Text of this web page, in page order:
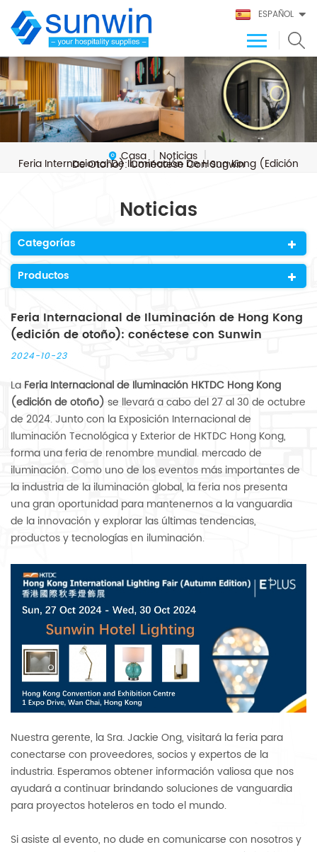
ESPAÑOL
Casa | Noticias |
Feria Internacional De Iluminación De Hong Kong (edición De Otoño): Conéctese Con Sunwin
Noticias
Categorías
Productos
Feria Internacional de Iluminación de Hong Kong
(edición de otoño): conéctese con Sunwin
2024-10-23
La Feria Internacional de Iluminación HKTDC Hong Kong
(edición de otoño) se llevará a cabo del 27 al 30 de octubre
de 2024. Junto con la Exposición Internacional de
Iluminación Tecnológica y Exterior de HKTDC Hong Kong,
forma una feria de renombre mundial. mercado de
iluminación. Como uno de los eventos más importantes de
la industria de la iluminación global, la feria nos presenta
una gran oportunidad para mantenernos a la vanguardia
de la innovación y explorar las últimas tendencias,
productos y tecnologías en iluminación.
Nuestra gerente, la Sra. Jackie Ong, visitará la feria para
conectarse con proveedores, socios y expertos de la
industria. Esperamos obtener información valiosa que nos
ayudará a continuar brindando soluciones de vanguardia
para proyectos hoteleros en todo el mundo.
Si asiste al evento, no dude en comunicarse con nosotros y